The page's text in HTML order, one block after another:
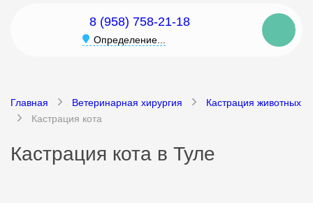
8 (958) 758-21-18
Определение...
Главная Ветеринарная хирургия
Кастрация животных
Кастрация кота
Кастрация кота в Туле